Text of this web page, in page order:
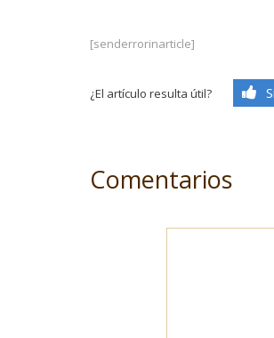
[senderrorinarticle]
¿El artículo resulta útil? Si
Comentarios